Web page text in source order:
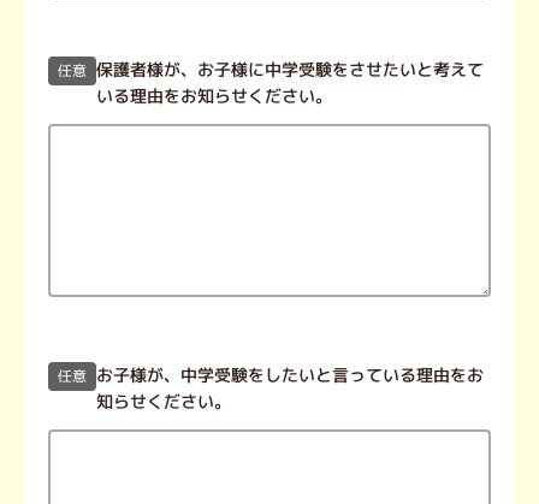
任意 保護者様が、お子様に中学受験をさせたいと考えて
いる理由をお知らせください。
任意 お子様が、中学受験をしたいと言っている理由をお
知らせください。